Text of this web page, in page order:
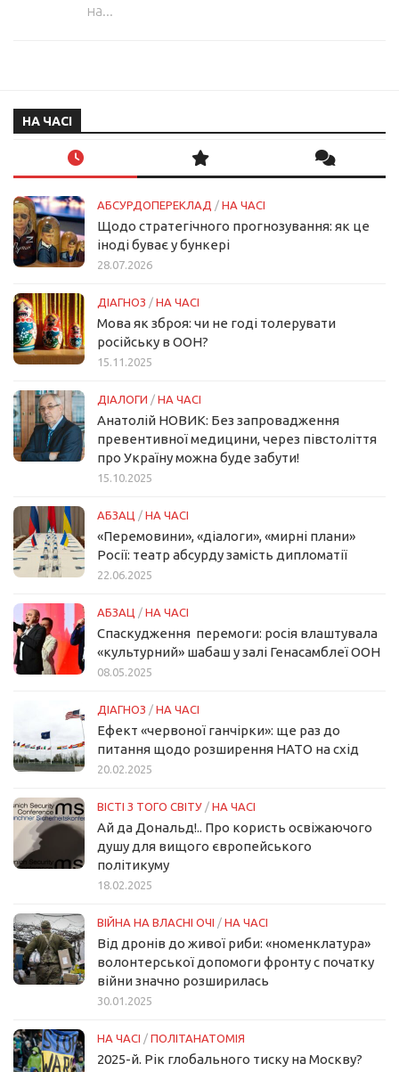
на...
НА ЧАСІ
АБСУРДОПЕРЕКЛАД / НА ЧАСІ
Щодо стратегічного прогнозування: як це
іноді буває у бункері
28.07.2026
ДІАГНОЗ / НА ЧАСІ
Мова як зброя: чи не годі толерувати
російську в ООН?
15.11.2025
ДІАЛОГИ / НА ЧАСІ
Анатолій НОВИК: Без запровадження
превентивної медицини, через півстоліття
про Україну можна буде забути!
15.10.2025
АБЗАЦ / НА ЧАСІ
«Перемовини», «діалоги», «мирні плани»
Росії: театр абсурду замість дипломатії
22.06.2025
АБЗАЦ / НА ЧАСІ
Спаскудження перемоги: росія влаштувала
«культурний» шабаш у залі Генасамблеї ООН
08.05.2025
ДІАГНОЗ / НА ЧАСІ
Ефект «червоної ганчірки»: ще раз до
питання щодо розширення НАТО на схід
20.02.2025
ВІСТІ З ТОГО СВІТУ / НА ЧАСІ
Ай да Дональд!.. Про користь освіжаючого
душу для вищого європейського
політикуму
18.02.2025
ВІЙНА НА ВЛАСНІ ОЧІ / НА ЧАСІ
Від дронів до живої риби: «номенклатура»
волонтерської допомоги фронту с початку
війни значно розширилась
30.01.2025
НА ЧАСІ / ПОЛІТАНАТОМІЯ
2025-й. Рік глобального тиску на Москву?